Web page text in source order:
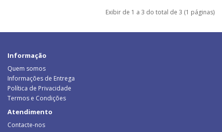
Exibir de 1 a 3 do total de 3 (1 páginas)
Informação
Quem somos
Informações de Entrega
Política de Privacidade
Termos e Condições
Atendimento
Contacte-nos